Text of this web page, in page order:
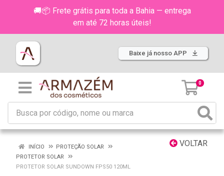
🚚📦 Frete grátis para toda a Bahia — entrega
em até 72 horas úteis!
Baixe já nosso APP
0
VOLTAR
INÍCIO
PROTEÇÃO SOLAR
PROTETOR SOLAR
PROTETOR SOLAR SUNDOWN FPS50 120ML